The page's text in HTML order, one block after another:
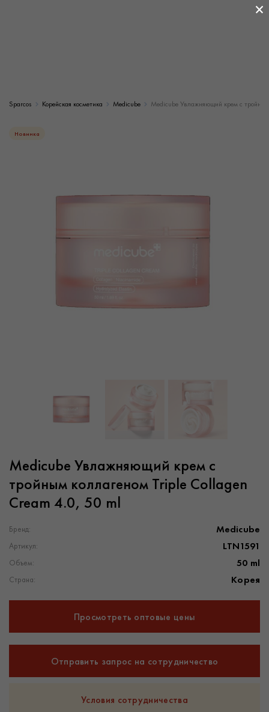
Sparcos Корейская косметика Medicube Medicube Увлажняющий крем с
Новинка
Medicube Увлажняющий крем с
тройным коллагеном Triple Collagen
Cream 4.0, 50 ml
Бренд: Medicube
Артикул: LTN1591
Объем: 50 ml
Страна: Корея
Просмотреть оптовые цены
Отправить запрос на сотрудничество
Условия сотрудничества
×